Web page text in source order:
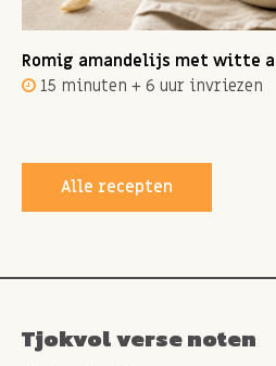
Romig amandelijs met witte
15 minuten + 6 uur invriezen
Alle recepten
Tjokvol verse noten